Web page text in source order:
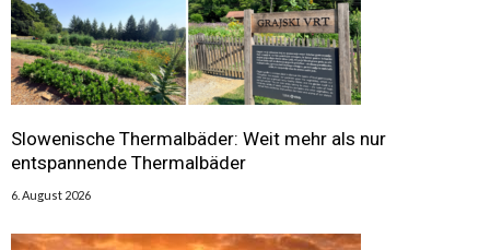
Slowenische Thermalbäder: Weit mehr als nur
entspannende Thermalbäder
6. August 2026